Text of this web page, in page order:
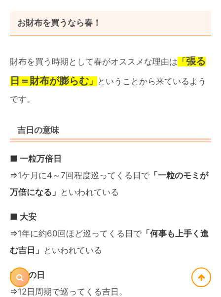
お財布を買うなら春！
財布を買う時期として春がオススメな理由は 「 張る
日＝財布が膨らむ 」 ということから来ているよう
です。
吉日の意味
■ 一粒万倍日
⇒1ケ月に4～7回程度巡ってくる日で 「一粒のモミが
万倍になる」 といわれている
■ 大安
⇒1年に約60回ほど巡ってくる日で 「何事も上手く進
む吉日」 といわれている
■ 寅の日
⇒12日周期で巡ってくる吉日。